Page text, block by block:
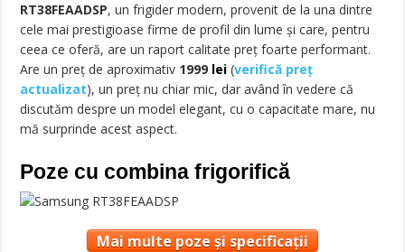
RT38FEAADSP, un frigider modern, provenit de la una dintre
cele mai prestigioase firme de profil din lume şi care, pentru
ceea ce oferă, are un raport calitate preţ foarte performant.
Are un preț de aproximativ 1999 lei (verifică preț
actualizat), un preț nu chiar mic, dar având în vedere că
discutăm despre un model elegant, cu o capacitate mare, nu
mă surprinde acest aspect.
Poze cu combina frigorifică
Mai multe poze și specificații